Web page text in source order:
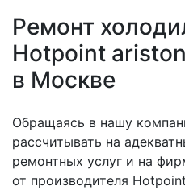
Ремонт
Hotpoint
в Москве
Обращаясь в нашу
рассчитывать на
ремонтных услуг и на
от производителя